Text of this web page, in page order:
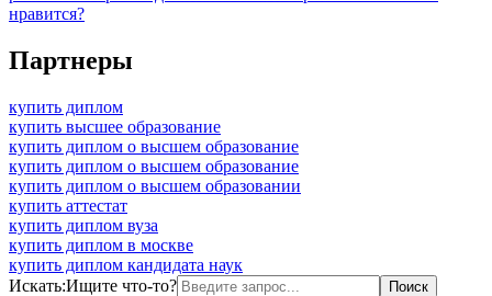
нравится?
Партнеры
купить диплом
купить высшее образование
купить диплом о высшем образование
купить диплом о высшем образование
купить диплом о высшем образовании
купить аттестат
купить диплом вуза
купить диплом в москве
купить диплом кандидата наук
Искать:Ищите что-то?